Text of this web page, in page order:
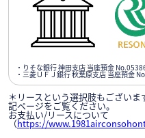
・りそな銀行 神田支店 当座預金
・三菱ＵＦＪ銀行 秋葉原支店 当座預金
＊リースという選択肢もござい
記ページをご覧ください。
お支払い/リースについて
（https://